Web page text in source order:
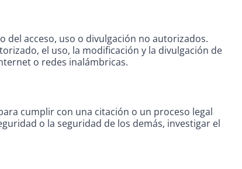
acceso, uso o divulgación no autorizados.
el uso, la modificación y la divulgación de
o redes inalámbricas.
cumplir con una citación o un proceso legal
o la seguridad de los demás, investigar el